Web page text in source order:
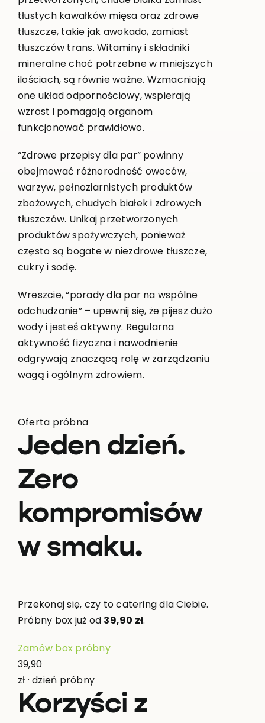
tłustych kawałków mięsa oraz zdrowe
tłuszcze, takie jak awokado, zamiast
tłuszczów trans. Witaminy i składniki
mineralne choć potrzebne w mniejszych
ilościach, są równie ważne. Wzmacniają
one układ odpornościowy, wspierają
wzrost i pomagają organom
funkcjonować prawidłowo.
“Zdrowe przepisy dla par” powinny
obejmować różnorodność owoców,
warzyw, pełnoziarnistych produktów
zbożowych, chudych białek i zdrowych
tłuszczów. Unikaj przetworzonych
produktów spożywczych, ponieważ
często są bogate w niezdrowe tłuszcze,
cukry i sodę.
Wreszcie, “porady dla par na wspólne
odchudzanie” – upewnij się, że pijesz dużo
wody i jesteś aktywny. Regularna
aktywność fizyczna i nawodnienie
odgrywają znaczącą rolę w zarządzaniu
wagą i ogólnym zdrowiem.
Oferta próbna
Jeden dzień.
Zero
kompromisów
w smaku.
Przekonaj się, czy to catering dla Ciebie.
Próbny box już od 39,90 zł.
Zamów box próbny
39,90
zł · dzień próbny
Korzyści z